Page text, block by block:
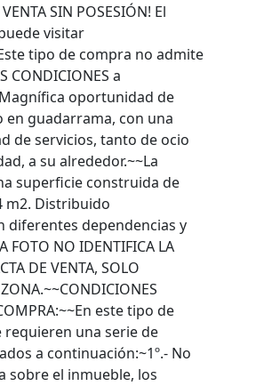
SIN POSESIÓN! El
visitar
tipo de compra no admite
CONDICIONES a
oportunidad de
en guadarrama, con una
de servicios, tanto de ocio
a su alrededor.~~La
superficie construida de
m2. Distribuido
diferentes dependencias y
FOTO NO IDENTIFICA LA
DE VENTA, SOLO
este tipo de
requieren una serie de
a continuación:~1º.- No
sobre el inmueble, los